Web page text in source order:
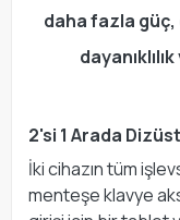
daha fazla
2'si 1 Arada
İki cihazın tüm
menteşe klavye